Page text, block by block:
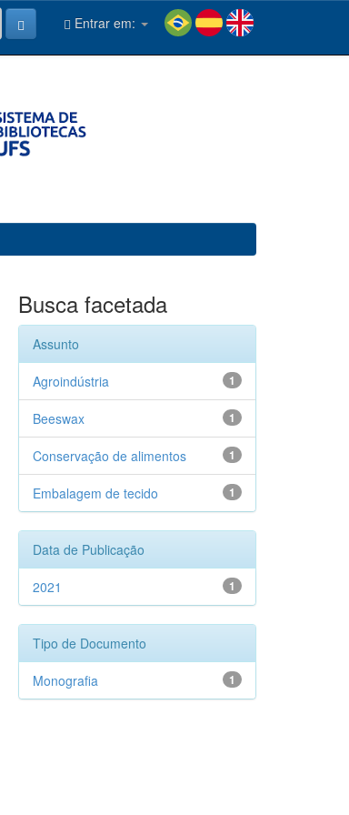
Entrar em:
Busca facetada
Assunto
1
Agroindústria
1
Beeswax
1
Conservação de alimentos
1
Embalagem de tecido
Data de Publicação
1
2021
Tipo de Documento
1
Monografia